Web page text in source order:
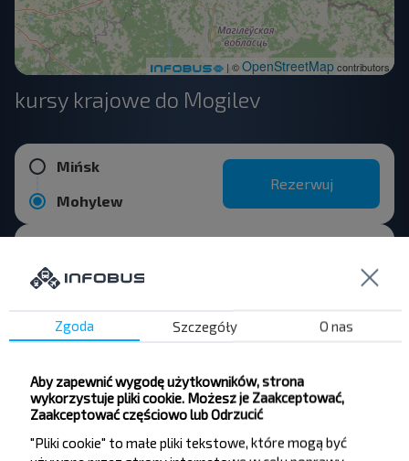
| ©OpenStreetMapcontributors
kursy krajowe do Mogilev
Mińsk
Mohylew
Rezerwuj
Mohylew
Orsza
Mohylew
Bobrujsk
Mohylew
Rezerwuj
Zgoda Szczegóły O nas
Aby zapewnić wygodę użytkowników, strona
wykorzystuje pliki cookie. Możesz je Zaakceptować,
Zaakceptować częściowo lub Odrzucić
"Pliki cookie" to małe pliki tekstowe, które mogą być